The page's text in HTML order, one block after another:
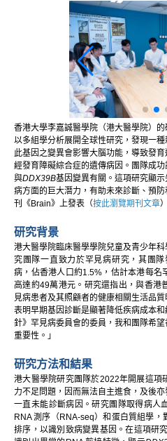
香港大學李嘉誠醫學院（港大醫學院）
以多組學分析展開全球性研究，發現一
此基因之變異會影響大腦功能，導致發
經發育障礙綜合症的遺傳病因。團隊成
與DDX39B基因變異有關。這項研究顯
病方面的巨大潛力，有助未來診斷、預
刊《Brain》上發表（按此瀏覽期刊文章
研究背景
港大醫學院臨床醫學學院兒童及青少年
究團隊一直致力於罕見病研究，其團
病，佔香港人口約1.5%，估計本港每名
高達約49萬港元。研究還指出，與香港
見病患者及其照顧者的健康相關生活品
表明早期基因診斷是顯著降低疾病成本
針》罕見病委員會的委員，我和團隊希
重要性。」
研究方法和結果
港大醫學院研究團隊於2022年開展這項
力不足問題，因而無法自主進食，及後
一直未能診斷病因。研究團隊取得病人
RNA 測序（RNA-seq）和蛋白質組學
排序，以識別致病變異基因。在這項研